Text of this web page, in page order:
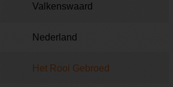
Valkenswaard
Nederland
Het Rooi Gebroed